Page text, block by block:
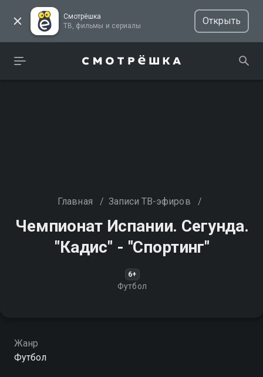
Смотрёшка
ТВ, фильмы и сериалы
Открыть
Главная / Записи ТВ-эфиров /
Чемпионат Испании. Сегунда.
"Кадис" - "Спортинг"
6+
Футбол
Жанр
Футбол